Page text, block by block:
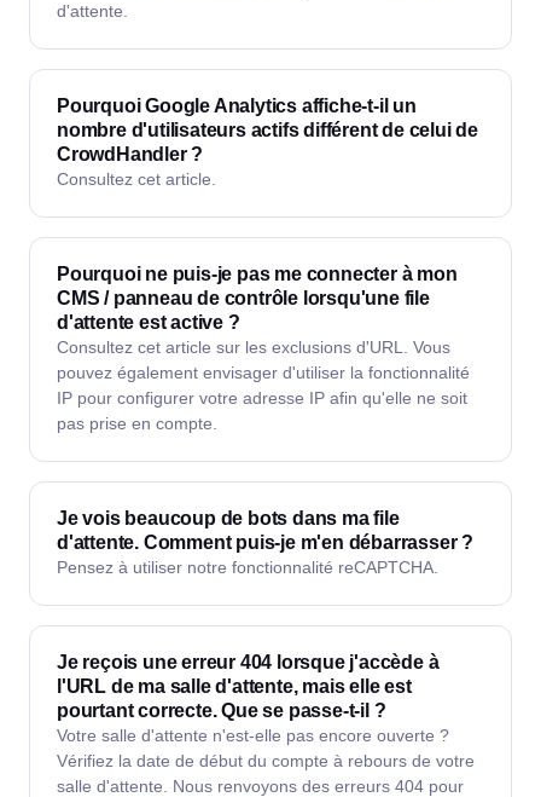
d'attente.
Pourquoi Google Analytics affiche-t-il un
nombre d'utilisateurs actifs différent de celui de
CrowdHandler ?
Consultez cet article.
Pourquoi ne puis-je pas me connecter à mon
CMS / panneau de contrôle lorsqu'une file
d'attente est active ?
Consultez cet article sur les exclusions d'URL. Vous
pouvez également envisager d'utiliser la fonctionnalité
IP pour configurer votre adresse IP afin qu'elle ne soit
pas prise en compte.
Je vois beaucoup de bots dans ma file
d'attente. Comment puis-je m'en débarrasser ?
Pensez à utiliser notre fonctionnalité reCAPTCHA.
Je reçois une erreur 404 lorsque j'accède à
l'URL de ma salle d'attente, mais elle est
pourtant correcte. Que se passe-t-il ?
Votre salle d'attente n'est-elle pas encore ouverte ?
Vérifiez la date de début du compte à rebours de votre
salle d'attente. Nous renvoyons des erreurs 404 pour